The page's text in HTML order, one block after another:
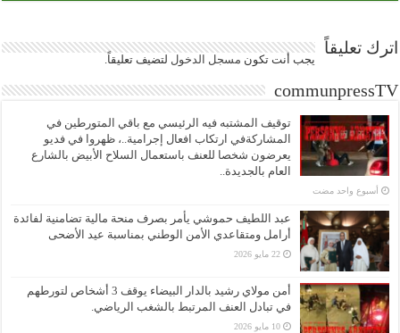
اترك تعليقاً
يجب أنت تكون مسجل الدخول لتضيف تعليقاً.
communpressTV
توقيف المشتبه فيه الرئيسي مع باقي المتورطين في
المشاركةفي ارتكاب افعال إجرامية..، ظهروا في فديو
يعرضون شخصا للعنف باستعمال السلاح الأبيض بالشارع
العام بالجديدة..
‏أسبوع واحد مضت
عبد اللطيف حموشي يأمر بصرف منحة مالية تضامنية لفائدة
أرامل ومتقاعدي الأمن الوطني بمناسبة عيد الأضحى
22 مايو 2026
أمن مولاي رشيد بالدار البيضاء يوقف 3 أشخاص لتورطهم
في تبادل العنف المرتبط بالشغب الرياضي.
10 مايو 2026